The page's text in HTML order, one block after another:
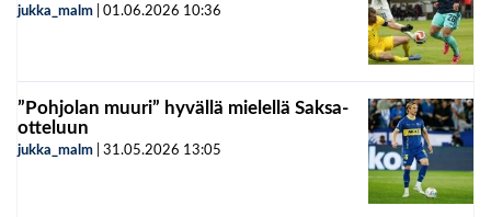
jukka_malm 01.06.2026 10:36
”Pohjolan muuri” hyvällä mielellä Saksa-
otteluun
jukka_malm 31.05.2026 13:05